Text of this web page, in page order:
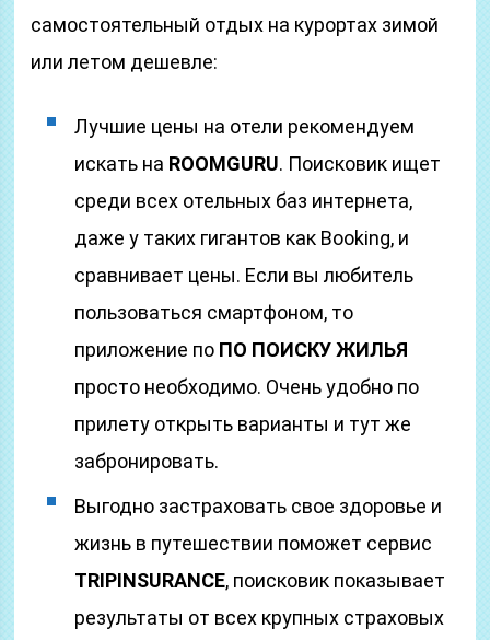
самостоятельный отдых на курортах зимой
или летом дешевле:
Лучшие цены на отели рекомендуем
искать на ROOMGURU. Поисковик ищет
среди всех отельных баз интернета,
даже у таких гигантов как Booking, и
сравнивает цены. Если вы любитель
пользоваться смартфоном, то
приложение по ПО ПОИСКУ ЖИЛЬЯ
просто необходимо. Очень удобно по
прилету открыть варианты и тут же
забронировать.
Выгодно застраховать свое здоровье и
жизнь в путешествии поможет сервис
TRIPINSURANCE, поисковик показывает
результаты от всех крупных страховых